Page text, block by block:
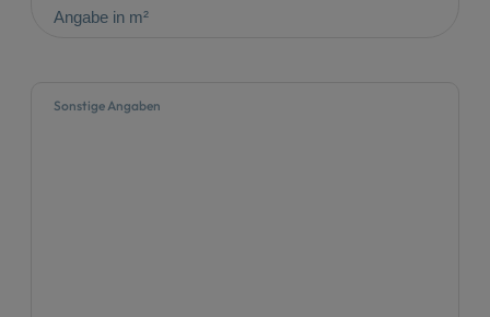
Sonstige Angaben